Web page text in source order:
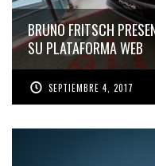
BRUNO FRITSCH
SU PLATAFORMA WEB
SEPTIEMBRE 4, 2017